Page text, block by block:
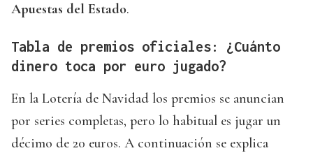
Apuestas del Estado.
Tabla de premios oficiales: ¿Cuánto
dinero toca por euro jugado?
En la Lotería de Navidad los premios se anuncian
por series completas, pero lo habitual es jugar un
décimo de 20 euros. A continuación se explica